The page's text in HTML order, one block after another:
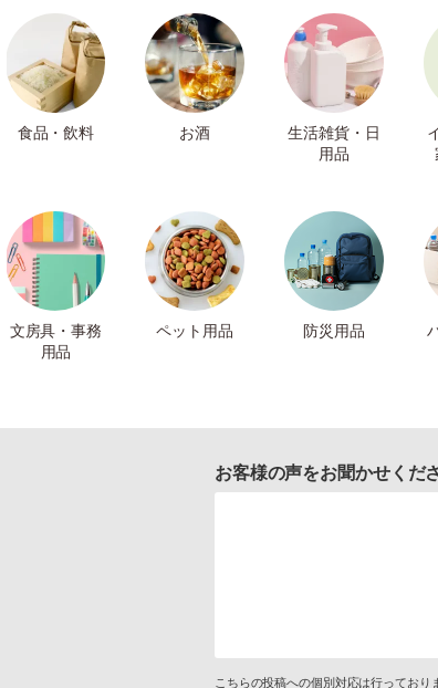
食品・飲料 お酒
生活雑貨・日
用品
文房具・事務
用品
ペット用品 防災用品
お客様の声をお聞かせくだ
こちらの投稿への個別対応は行ってお